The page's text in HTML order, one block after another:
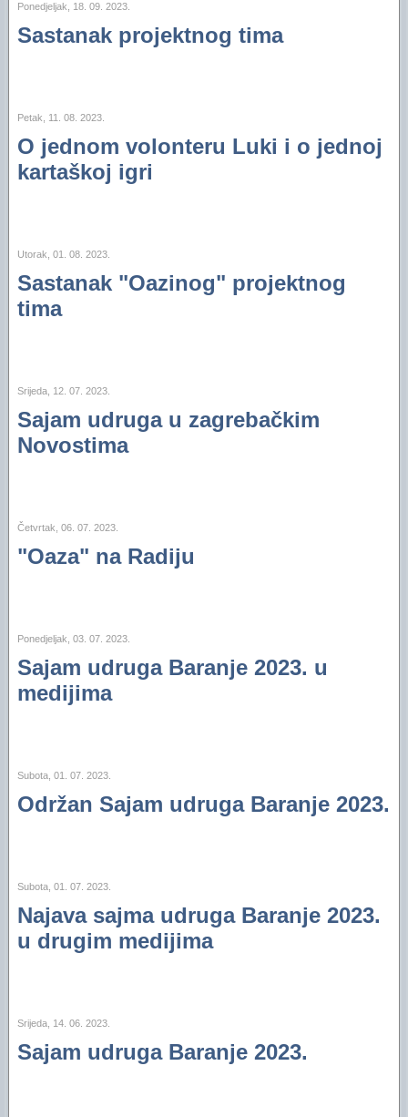
Ponedjeljak, 18. 09. 2023.
Sastanak projektnog tima
Petak, 11. 08. 2023.
O jednom volonteru Luki i o jednoj
kartaškoj igri
Utorak, 01. 08. 2023.
Sastanak "Oazinog" projektnog
tima
Srijeda, 12. 07. 2023.
Sajam udruga u zagrebačkim
Novostima
Četvrtak, 06. 07. 2023.
"Oaza" na Radiju
Ponedjeljak, 03. 07. 2023.
Sajam udruga Baranje 2023. u
medijima
Subota, 01. 07. 2023.
Održan Sajam udruga Baranje 2023.
Subota, 01. 07. 2023.
Najava sajma udruga Baranje 2023.
u drugim medijima
Srijeda, 14. 06. 2023.
Sajam udruga Baranje 2023.